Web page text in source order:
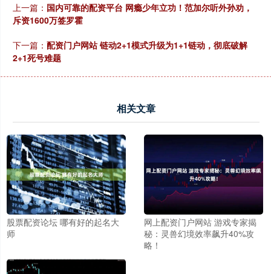
上一篇： 国内可靠的配资平台 网瘾少年立功！范加尔听外孙劝，
斥资1600万签罗霍
下一篇： 配资门户网站 链动2+1模式升级为1+1链动，彻底破解
2+1死号难题
相关文章
股票配资论坛 哪有好的起名大
师
网上配资门户网站 游戏专家揭
秘：灵兽幻境效率飙升40%攻
略！